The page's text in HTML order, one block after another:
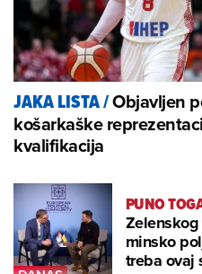
JAKA LISTA/Objavljen
košarkaške
kvalifikacija
PUNO
minsko
treba ovaj